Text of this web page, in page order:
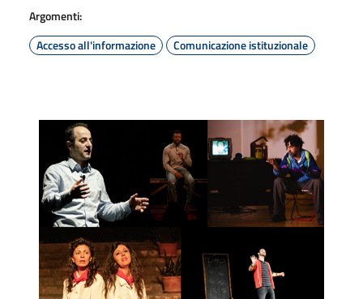
Argomenti:
Accesso all'informazione
Comunicazione istituzionale